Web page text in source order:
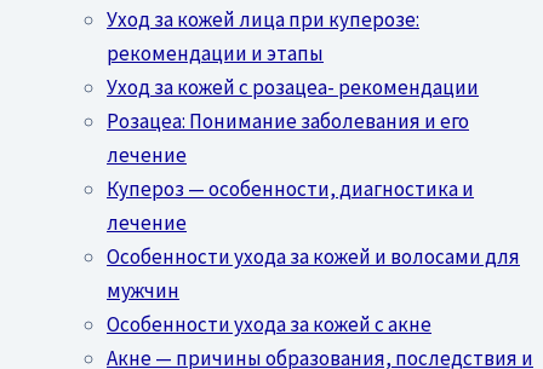
Уход за кожей лица при куперозе:
рекомендации и этапы
Уход за кожей с розацеа- рекомендации
Розацеа: Понимание заболевания и его
лечение
Купероз — особенности, диагностика и
лечение
Особенности ухода за кожей и волосами для
мужчин
Особенности ухода за кожей с акне
Акне — причины образования, последствия и